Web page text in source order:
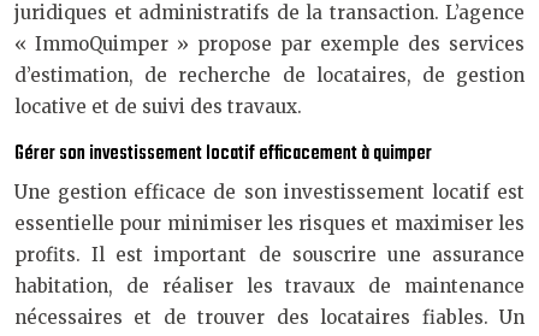
juridiques et administratifs de la transaction. L’agence
« ImmoQuimper » propose par exemple des services
d’estimation, de recherche de locataires, de gestion
locative et de suivi des travaux.
Gérer son investissement locatif efficacement à quimper
Une gestion efficace de son investissement locatif est
essentielle pour minimiser les risques et maximiser les
profits. Il est important de souscrire une assurance
habitation, de réaliser les travaux de maintenance
nécessaires et de trouver des locataires fiables. Un